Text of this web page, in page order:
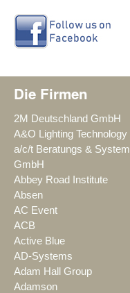
Die Firmen
2M Deutschland GmbH
A&O Lighting Technology
a/c/t Beratungs & System
GmbH
Abbey Road Institute
Absen
AC Event
ACB
Active Blue
AD-Systems
Adam Hall Group
Adamson